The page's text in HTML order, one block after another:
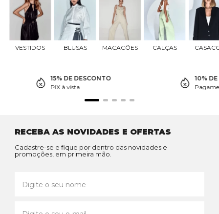
VESTIDOS BLUSAS MACACÕES CALÇAS
15% DE DESCONTO
PIX à vista
10%
RECEBA AS NOVIDADES E OFERTAS
Cadastre-se e fique por dentro das novidades e
promoções, em primeira mão.